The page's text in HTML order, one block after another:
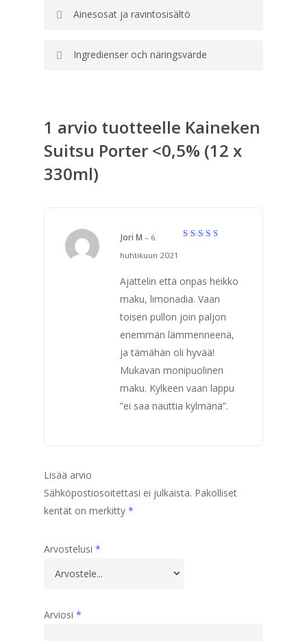
Ainesosat ja ravintosisältö
Ingredienser och näringsvärde
1 arvio tuotteelle Kaineken
Suitsu Porter <0,5% (12 x
330ml)
Jori M – 6.
huhtikuun 2021
Ajattelin että onpas heikko
maku, limonadia. Vaan
toisen pullon join paljon
enemmän lämmenneenä,
ja tämähän oli hyvää!
Mukavan monipuolinen
maku. Kylkeen vaan lappu
”ei saa nauttia kylmänä”.
Lisää arvio
Sähköpostiosoitettasi ei julkaista. Pakolliset
kentät on merkitty *
Arvostelusi *
Arviosi *